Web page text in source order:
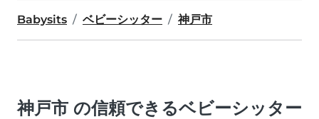
Babysits ベビーシッター 神戸市
神戸市 の信頼できるベビーシッター